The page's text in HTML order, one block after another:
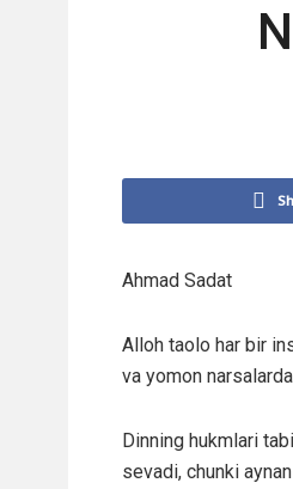
Ahmad Sadat
Alloh taolo har bir
va yomon
Dinning hukmlari
sevadi, chunki